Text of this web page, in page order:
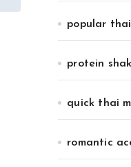
popular
protein
quick thai
romantic